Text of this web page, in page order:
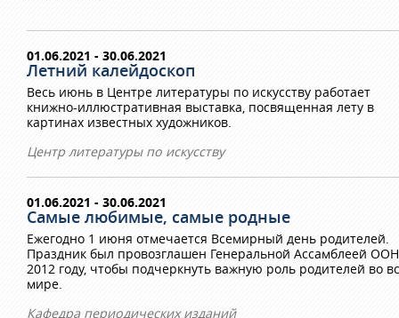
01.06.2021 - 30.06.2021
Летний калейдоскоп
Весь июнь в Центре литературы по искусству работает
книжно-иллюстративная выставка, посвященная лету в
картинах известных художников.
Центр литературы по искусству
01.06.2021 - 30.06.2021
Самые любимые, самые родные
Ежегодно 1 июня отмечается Всемирный день родителей.
Праздник был провозглашен Генеральной Ассамблеей
2012 году, чтобы подчеркнуть важную роль родителей во
мире.
Кафедра периодических изданий